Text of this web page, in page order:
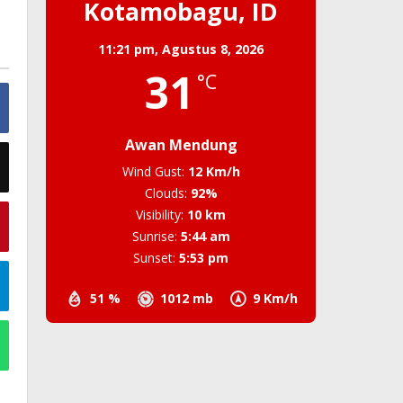
Kotamobagu, ID
11:21 pm,Agustus 8, 2026
31 °C
Awan Mendung
51 % 1012 mb 9 Km/h
Wind Gust: 12 Km/h
Clouds: 92%
Visibility: 10 km
Sunrise: 5:44 am
Sunset: 5:53 pm